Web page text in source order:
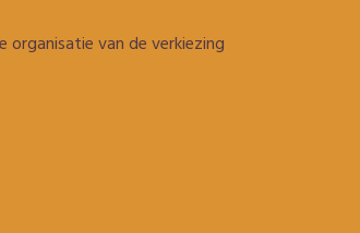
van de verkiezing